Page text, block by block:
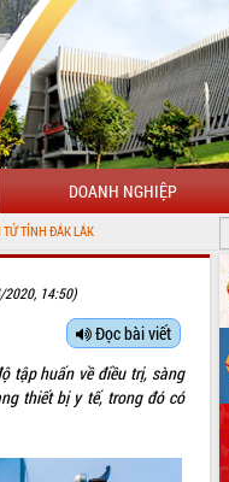
DOANH NGHIỆP
14:50)
Đọc bài viết
tập huấn về điều trị, sàng
thiết bị y tế, trong đó có